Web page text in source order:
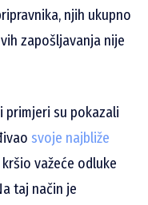
njih ukupno
zapošljavanja nije
primjeri su pokazali
svoje najbliže
važeće odluke
taj način je